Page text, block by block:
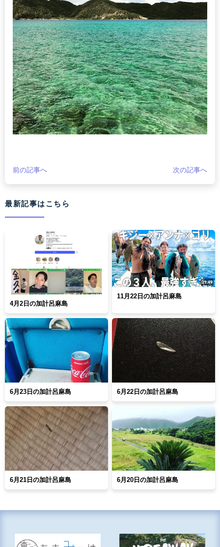
前の記事へ 次の記事へ
最新記事はこちら
4月2日の加計呂麻島
11月22日の加計呂麻島
6月23日の加計呂麻島 6月22日の加計呂麻島
6月21日の加計呂麻島 6月20日の加計呂麻島